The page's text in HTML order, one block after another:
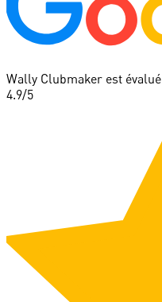
Wally Clubmaker est évalué
4.9/5